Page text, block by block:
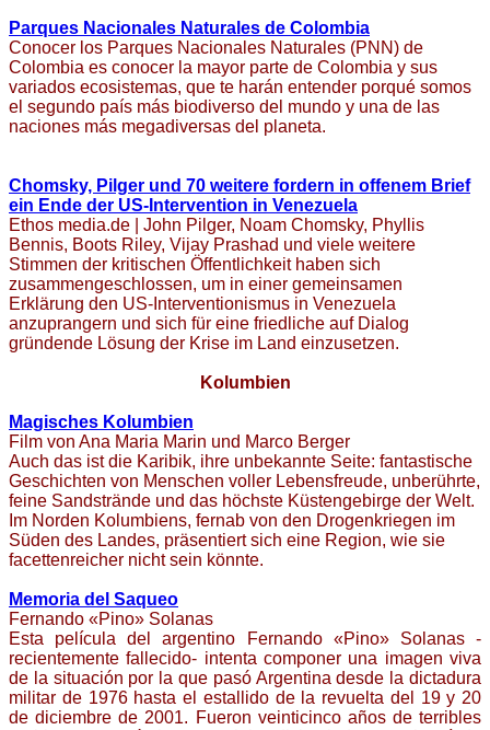
Parques Nacionales Naturales de Colombia
Conocer los Parques Nacionales Naturales (PNN) de
Colombia es conocer la mayor parte de Colombia y sus
variados ecosistemas, que te harán entender porqué somos
el segundo país más biodiverso del mundo y una de las
naciones más megadiversas del planeta.
Chomsky, Pilger und 70 weitere fordern in offenem Brief
ein Ende der US-Intervention in Venezuela
Ethos media.de | John Pilger, Noam Chomsky, Phyllis
Bennis, Boots Riley, Vijay Prashad und viele weitere
Stimmen der kritischen Öffentlichkeit haben sich
zusammengeschlossen, um in einer gemeinsamen
Erklärung den US-Interventionismus in Venezuela
anzuprangern und sich für eine friedliche auf Dialog
gründende Lösung der Krise im Land einzusetzen.
Kolumbien
Magisches Kolumbien
Film von Ana Maria Marin und Marco Berger
Auch das ist die Karibik, ihre unbekannte Seite: fantastische
Geschichten von Menschen voller Lebensfreude, unberührte,
feine Sandstrände und das höchste Küstengebirge der Welt.
Im Norden Kolumbiens, fernab von den Drogenkriegen im
Süden des Landes, präsentiert sich eine Region, wie sie
facettenreicher nicht sein könnte.
Memoria del Saqueo
Fernando «Pino» Solanas
Esta película del argentino Fernando «Pino» Solanas -
recientemente fallecido- intenta componer una imagen viva
de la situación por la que pasó Argentina desde la dictadura
militar de 1976 hasta el estallido de la revuelta del 19 y 20
de diciembre de 2001. Fueron veinticinco años de terribles